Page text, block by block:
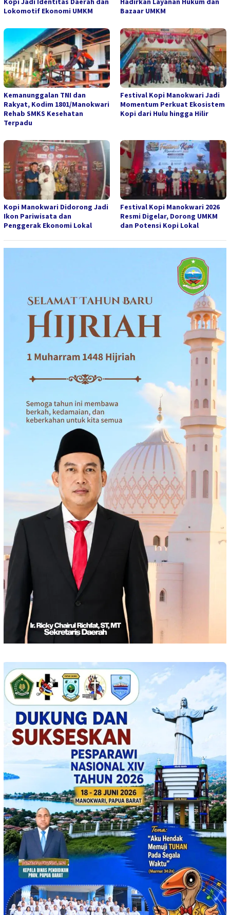
Lokomotif Ekonomi UMKM
Bazaar UMKM
Kemanunggalan TNI dan
Rakyat, Kodim 1801/Manokwari
Rehab SMKS Kesehatan
Terpadu
Festival Kopi Manokwari Jadi
Momentum Perkuat Ekosistem
Kopi dari Hulu hingga Hilir
Kopi Manokwari Didorong Jadi
Ikon Pariwisata dan
Penggerak Ekonomi Lokal
Festival Kopi Manokwari 2026
Resmi Digelar, Dorong UMKM
dan Potensi Kopi Lokal